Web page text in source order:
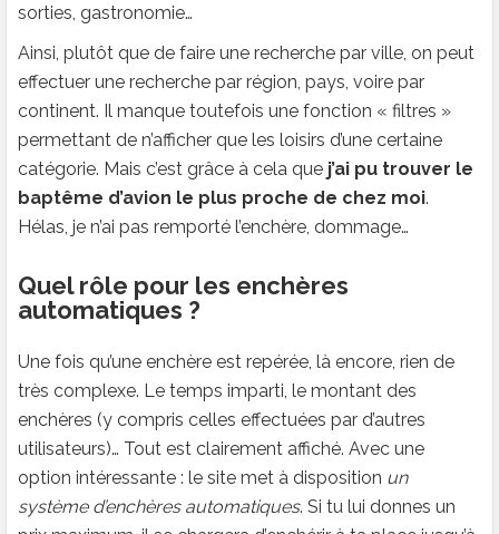
sorties, gastronomie…
Ainsi, plutôt que de faire une recherche par ville, on peut
effectuer une recherche par région, pays, voire par
continent. Il manque toutefois une fonction « filtres »
permettant de n’afficher que les loisirs d’une certaine
catégorie. Mais c’est grâce à cela que j’ai pu trouver le
baptême d’avion le plus proche de chez moi.
Hélas, je n’ai pas remporté l’enchère, dommage…
Quel rôle pour les enchères
automatiques ?
Une fois qu’une enchère est repérée, là encore, rien de
très complexe. Le temps imparti, le montant des
enchères (y compris celles effectuées par d’autres
utilisateurs)… Tout est clairement affiché. Avec une
option intéressante : le site met à disposition un
système d’enchères automatiques. Si tu lui donnes un